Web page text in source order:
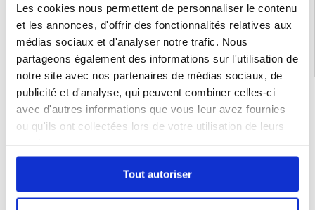
Les cookies nous permettent de personnaliser le contenu
et les annonces, d'offrir des fonctionnalités relatives aux
médias sociaux et d'analyser notre trafic. Nous
partageons également des informations sur l'utilisation de
notre site avec nos partenaires de médias sociaux, de
publicité et d'analyse, qui peuvent combiner celles-ci
avec d'autres informations que vous leur avez fournies
ou qu'ils ont collectées lors de votre utilisation de leurs
Tout autoriser
Catégories associées:Accessoires téléphone , Coque & Accessoires Xiaomi,
Xiaomi 14T Coque & Accessoires
LIVRAISON RAPIDE
7 % DE RÉDUCTION
SATISFAITS